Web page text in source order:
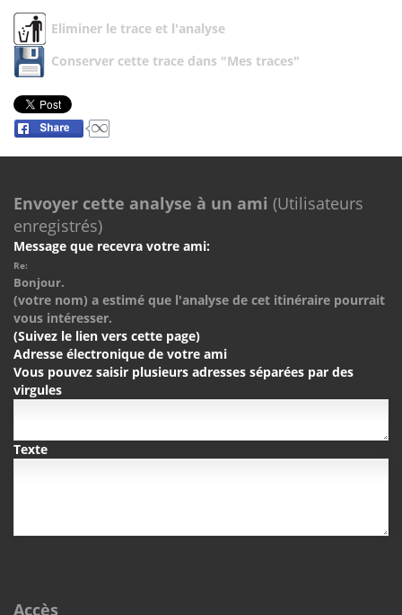
Eliminer le trace et l'analyse
Conserver cette trace dans "Mes traces"
Envoyer cette analyse à un ami (Utilisateurs
enregistrés)
Message que recevra votre ami:
Re:
Bonjour.
(votre nom) a estimé que l'analyse de cet itinéraire pourrait
vous intéresser.
(Suivez le lien vers cette page)
Adresse électronique de votre ami
Vous pouvez saisir plusieurs adresses séparées par des
virgules
Texte
Accès